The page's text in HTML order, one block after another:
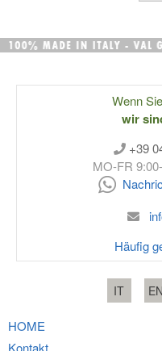
Wenn
wir
+39
MO-FR
Häufig
IT EN
HOME
Kontakt